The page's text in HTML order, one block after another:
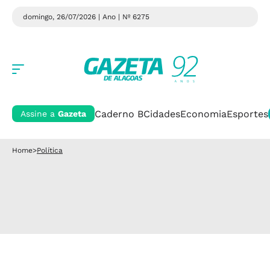
domingo, 26/07/2026 | Ano | Nº 6275
Assine a Gazeta Caderno BCidadesEconomiaEsportes
Home>Política